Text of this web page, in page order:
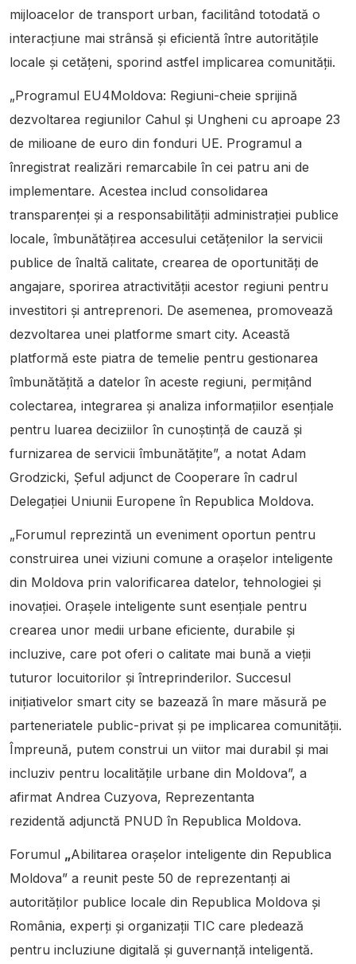
mijloacelor de transport urban, facilitând totodată o
interacțiune mai strânsă și eficientă între autoritățile
locale și cetățeni, sporind astfel implicarea comunității.
„Programul EU4Moldova: Regiuni-cheie sprijină
dezvoltarea regiunilor Cahul și Ungheni cu aproape 23
de milioane de euro din fonduri UE. Programul a
înregistrat realizări remarcabile în cei patru ani de
implementare. Acestea includ consolidarea
transparenței și a responsabilității administrației publice
locale, îmbunătățirea accesului cetățenilor la servicii
publice de înaltă calitate, crearea de oportunități de
angajare, sporirea atractivității acestor regiuni pentru
investitori și antreprenori. De asemenea, promovează
dezvoltarea unei platforme smart city. Această
platformă este piatra de temelie pentru gestionarea
îmbunătățită a datelor în aceste regiuni, permițând
colectarea, integrarea și analiza informațiilor esențiale
pentru luarea deciziilor în cunoștință de cauză și
furnizarea de servicii îmbunătățite”, a notat Adam
Grodzicki, Șeful adjunct de Cooperare în cadrul
Delegației Uniunii Europene în Republica Moldova.
„Forumul reprezintă un eveniment oportun pentru
construirea unei viziuni comune a orașelor inteligente
din Moldova prin valorificarea datelor, tehnologiei și
inovației. Orașele inteligente sunt esențiale pentru
crearea unor medii urbane eficiente, durabile și
incluzive, care pot oferi o calitate mai bună a vieții
tuturor locuitorilor și întreprinderilor. Succesul
inițiativelor smart city se bazează în mare măsură pe
parteneriatele public-privat și pe implicarea comunității.
Împreună, putem construi un viitor mai durabil și mai
incluziv pentru localitățile urbane din Moldova”, a
afirmat Andrea Cuzyova, Reprezentanta
rezidentă adjunctă PNUD în Republica Moldova.
Forumul „Abilitarea orașelor inteligente din Republica
Moldova” a reunit peste 50 de reprezentanți ai
autorităților publice locale din Republica Moldova și
România, experți și organizații TIC care pledează
pentru incluziune digitală și guvernanță inteligentă.